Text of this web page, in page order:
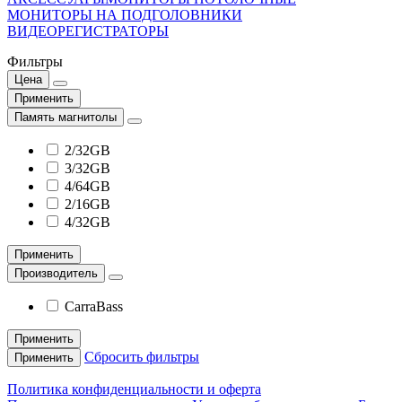
МОНИТОРЫ НА ПОДГОЛОВНИКИ
ВИДЕОРЕГИСТРАТОРЫ
Фильтры
Цена
Применить
Память магнитолы
2/32GB
3/32GB
4/64GB
2/16GB
4/32GB
Применить
Производитель
CarraBass
Применить
Применить
Сбросить фильтры
Политика конфиденциальности и оферта